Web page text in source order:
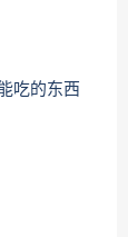
吃的东西